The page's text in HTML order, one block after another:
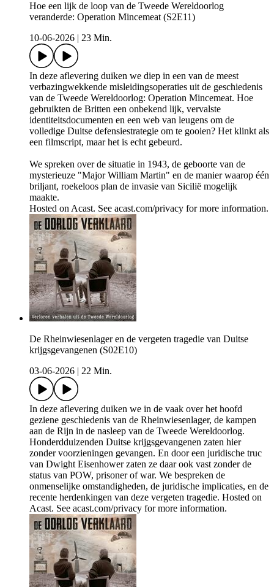
Hoe een lijk de loop van de Tweede Wereldoorlog
veranderde: Operation Mincemeat (S2E11)
10-06-2026
23 Min.
In deze aflevering duiken we diep in een van de meest
verbazingwekkende misleidingsoperaties uit de geschiedenis
van de Tweede Wereldoorlog: Operation Mincemeat. Hoe
gebruikten de Britten een onbekend lijk, vervalste
identiteitsdocumenten en een web van leugens om de
volledige Duitse defensiestrategie om te gooien? Het klinkt als
een filmscript, maar het is echt gebeurd.
We spreken over de situatie in 1943, de geboorte van de
mysterieuze "Major William Martin" en de manier waarop één
briljant, roekeloos plan de invasie van Sicilië mogelijk
maakte.
Hosted on Acast. See acast.com/privacy for more information.
De Rheinwiesenlager en de vergeten tragedie van Duitse
krijgsgevangenen (S02E10)
03-06-2026
22 Min.
In deze aflevering duiken we in de vaak over het hoofd
geziene geschiedenis van de Rheinwiesenlager, de kampen
aan de Rijn in de nasleep van de Tweede Wereldoorlog.
Honderdduizenden Duitse krijgsgevangenen zaten hier
zonder voorzieningen gevangen. En door een juridische truc
van Dwight Eisenhower zaten ze daar ook vast zonder de
status van POW, prisoner of war. We bespreken de
onmenselijke omstandigheden, de juridische implicaties, en de
recente herdenkingen van deze vergeten tragedie. Hosted on
Acast. See acast.com/privacy for more information.